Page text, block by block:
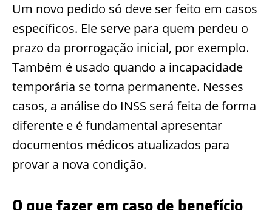
Um novo pedido só deve ser feito em casos
específicos. Ele serve para quem perdeu o
prazo da prorrogação inicial, por exemplo.
Também é usado quando a incapacidade
temporária se torna permanente. Nesses
casos, a análise do INSS será feita de forma
diferente e é fundamental apresentar
documentos médicos atualizados para
provar a nova condição.
O que fazer em caso de benefício